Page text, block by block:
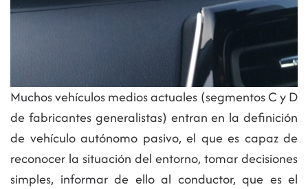
Muchos vehículos medios actuales (segmentos C y D
de fabricantes generalistas) entran en la definición
de vehículo autónomo pasivo, el que es capaz de
reconocer la situación del entorno, tomar decisiones
simples, informar de ello al conductor, que es el